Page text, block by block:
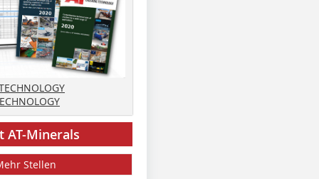
AT-Minerals
Stellen